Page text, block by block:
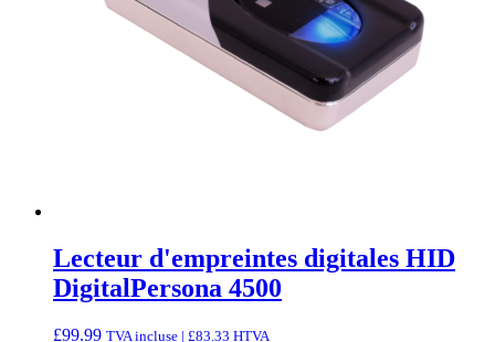
Lecteur d'empreintes digitales HID
DigitalPersona 4500
£99.99 TVA incluse | £83.33 HTVA